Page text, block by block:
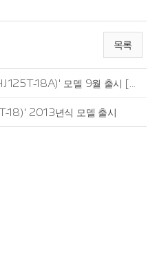
목록
하우주 '린디125Q(HJ125T-18A)' 모델 9월 출시 [2013.7]
18)' 2013년식 모델 출시